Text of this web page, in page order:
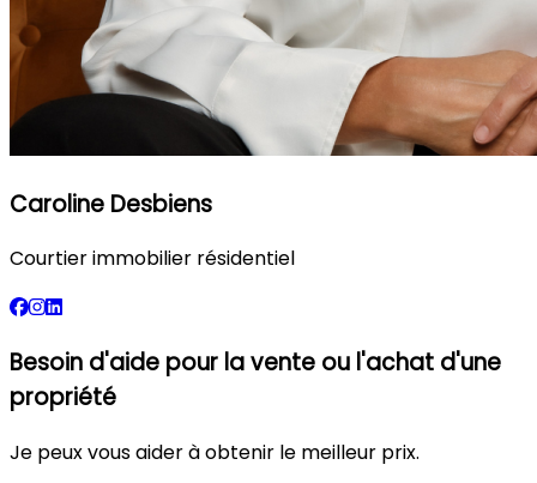
Caroline Desbiens
Courtier immobilier résidentiel
Besoin d'aide pour la vente ou l'achat d'une
propriété
Je peux vous aider à obtenir le meilleur prix.